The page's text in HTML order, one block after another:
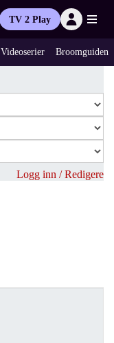
TV 2 Play
Videoserier Broomguiden
Logg inn / Redigere